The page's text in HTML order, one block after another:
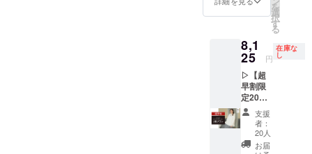
半〜4月
上旬を
予定し
ており
ます。
お好み
の色と
をお選
びくだ
さい。
※税込価
格で
す。 ※
送料は
無料で
す。 ※
一般販
を
選
択
す
る
8,1
25 円
在庫な
し
▷【超
早割限
定20
名】
Yuruwa
*オリジ
ナル
支援
者：
20人
お届